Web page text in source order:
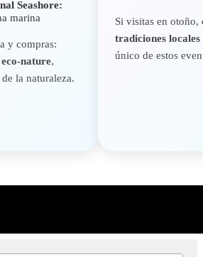
Seashore:
marina
y compras:
eco-nature,
la naturaleza.
Si visitas en otoño,
tradiciones locales
único de estos